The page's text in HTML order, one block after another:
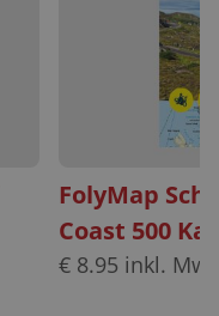
FolyMap
Coast 500
€ 8.95 inkl.